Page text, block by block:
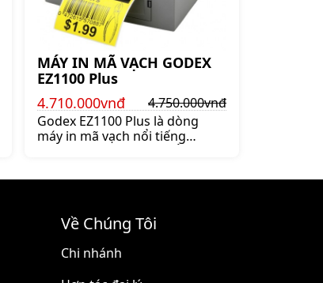
MÁY IN MÃ VẠCH GODEX
EZ1100 Plus
4.710.000vnđ
4.750.000vnđ
Godex EZ1100 Plus là dòng
máy in mã vạch nổi tiếng
dụng và giá cả hợp lý. Bảo hành
Về Chúng Tôi
Chi nhánh